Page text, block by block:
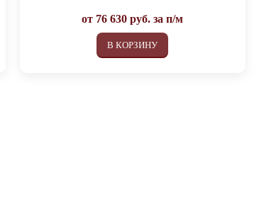
от 76 630 руб. за п/м
В КОРЗИНУ